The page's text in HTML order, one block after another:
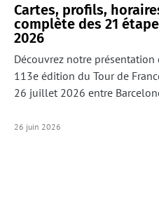
Cartes, profils,
complète des 21
2026
Découvrez notre
113e édition du Tour de
26 juillet 2026 entre
26 juin 2026